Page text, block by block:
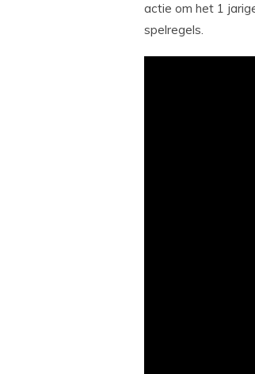
actie om het 1
spelregels.